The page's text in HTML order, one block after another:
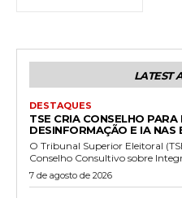
LATEST
DESTAQUES
TSE CRIA CONSELHO
DESINFORMAÇÃO E IA NAS
O Tribunal Superior Eleitoral
Conselho Consultivo sobre
7 de agosto de 2026